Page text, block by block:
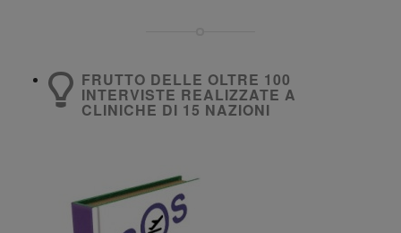
FRUTTO DELLE OLTRE 100
INTERVISTE REALIZZATE A
CLINICHE DI 15 NAZIONI